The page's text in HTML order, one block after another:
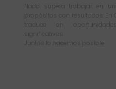
Nada supera trabajar en
propósitos con resultados: En
traduce en
significativos.
Juntos lo hacemos posible.